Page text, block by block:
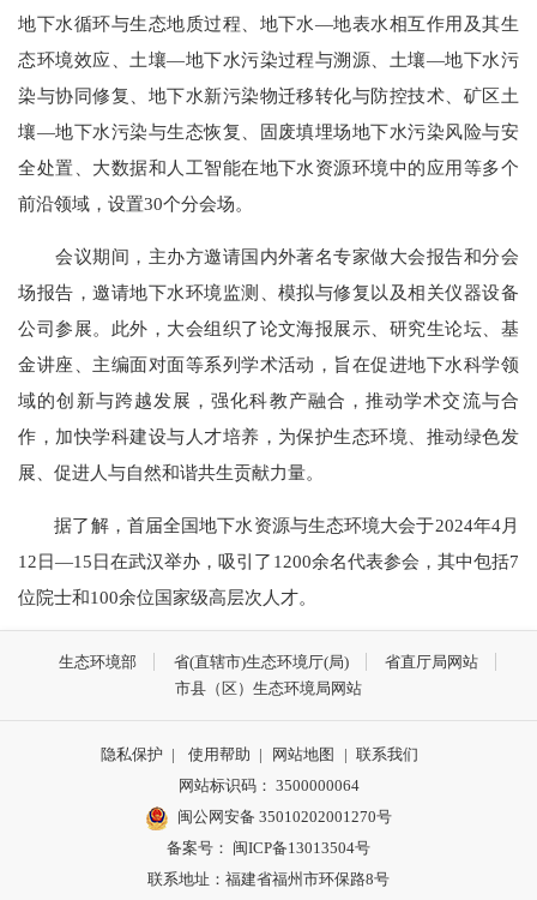
地下水循环与生态地质过程、地下水—地表水相互作用及其生
态环境效应、土壤—地下水污染过程与溯源、土壤—地下水污
染与协同修复、地下水新污染物迁移转化与防控技术、矿区土
壤—地下水污染与生态恢复、固废填埋场地下水污染风险与安
全处置、大数据和人工智能在地下水资源环境中的应用等多个
前沿领域，设置30个分会场。
会议期间，主办方邀请国内外著名专家做大会报告和分会
场报告，邀请地下水环境监测、模拟与修复以及相关仪器设备
公司参展。此外，大会组织了论文海报展示、研究生论坛、基
金讲座、主编面对面等系列学术活动，旨在促进地下水科学领
域的创新与跨越发展，强化科教产融合，推动学术交流与合
作，加快学科建设与人才培养，为保护生态环境、推动绿色发
展、促进人与自然和谐共生贡献力量。
据了解，首届全国地下水资源与生态环境大会于2024年4月
12日—15日在武汉举办，吸引了1200余名代表参会，其中包括7
位院士和100余位国家级高层次人才。
生态环境部 省(直辖市)生态环境厅(局)
省直厅局网站
市县（区）生态环境局网站
隐私保护 | 使用帮助 | 网站地图 | 联系我们
网站标识码： 3500000064
闽公网安备 35010202001270号
备案号： 闽ICP备13013504号
联系地址：福建省福州市环保路8号